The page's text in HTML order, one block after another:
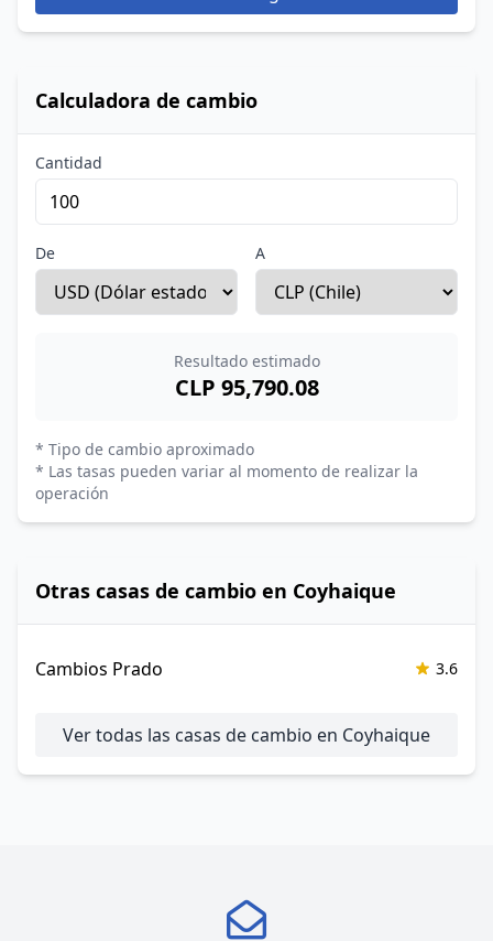
Calculadora de cambio
Cantidad
De A
Resultado estimado
CLP 95,790.08
* Tipo de cambio aproximado
* Las tasas pueden variar al momento de realizar la
operación
Otras casas de cambio en Coyhaique
Cambios Prado 3.6
Ver todas las casas de cambio en Coyhaique